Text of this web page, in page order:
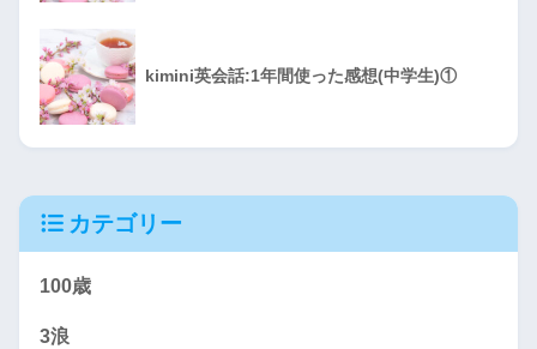
kimini英会話:1年間使った感想(中学生)①
カテゴリー
100歳
3浪